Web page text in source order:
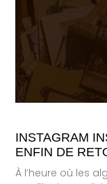
INSTAGRAM
ENFIN DE
À l’heure où les